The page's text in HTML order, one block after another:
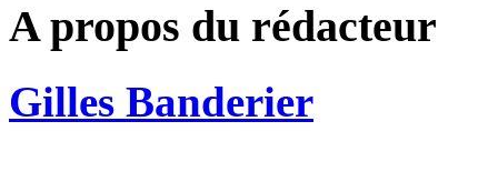
A propos du rédacteur
Gilles Banderier